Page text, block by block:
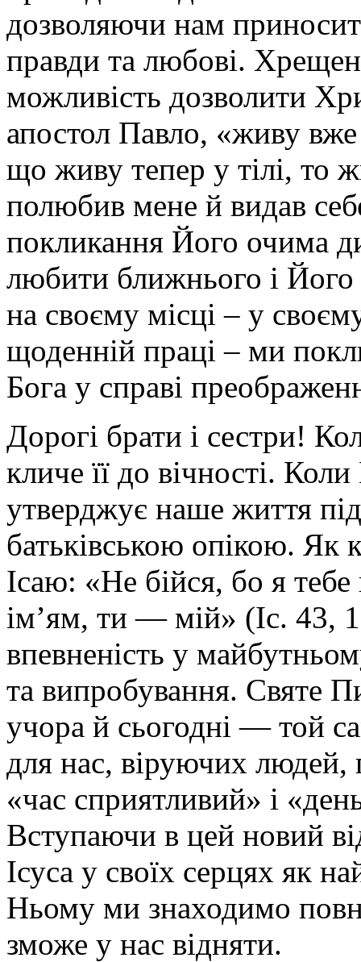
дозволяючи нам
правди та любові.
можливість дозволити
апостол Павло, «живу
що живу тепер у тілі, то
полюбив мене й видав
покликання Його очима
любити ближнього і
на своєму місці – у
щоденній праці – ми
Бога у справі
Дорогі брати і сестри!
кличе її до вічності.
утверджує наше життя
батьківською опікою. Як
Ісаю: «Не бійся, бо я
ім’ям, ти — мій» (Іс. 43,
впевненість у
та випробування. Святе
учора й сьогодні — той
для нас, віруючих
«час сприятливий» і
Вступаючи в цей новий
Ісуса у своїх серцях як
Ньому ми знаходимо
зможе у нас відняти.